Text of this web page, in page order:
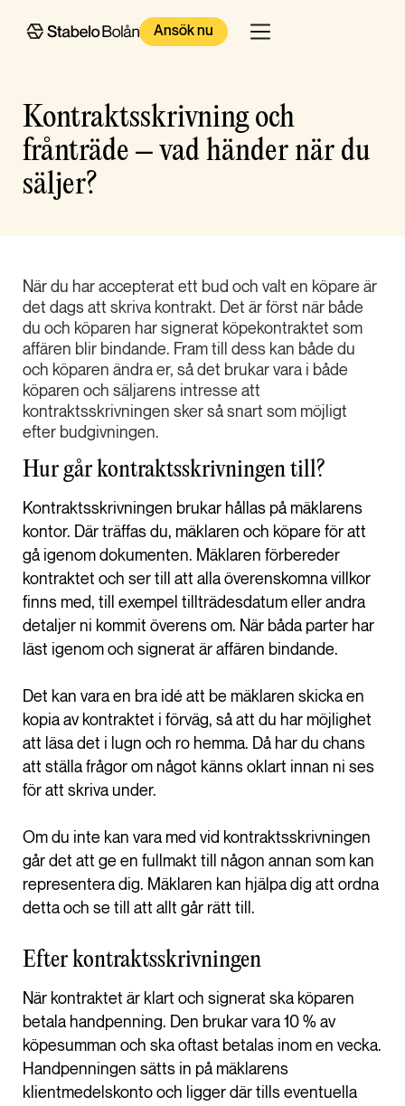
Ansök nu
Kontraktsskrivning och
frånträde – vad händer när du
säljer?
När du har accepterat ett bud och valt en köpare är
det dags att skriva kontrakt. Det är först när både
du och köparen har signerat köpekontraktet som
affären blir bindande. Fram till dess kan både du
och köparen ändra er, så det brukar vara i både
köparen och säljarens intresse att
kontraktsskrivningen sker så snart som möjligt
efter budgivningen.
Hur går kontraktsskrivningen till?
Kontraktsskrivningen brukar hållas på mäklarens
kontor. Där träffas du, mäklaren och köpare för att
gå igenom dokumenten. Mäklaren förbereder
kontraktet och ser till att alla överenskomna villkor
finns med, till exempel tillträdesdatum eller andra
detaljer ni kommit överens om. När båda parter har
läst igenom och signerat är affären bindande.
Det kan vara en bra idé att be mäklaren skicka en
kopia av kontraktet i förväg, så att du har möjlighet
att läsa det i lugn och ro hemma. Då har du chans
att ställa frågor om något känns oklart innan ni ses
för att skriva under.
Om du inte kan vara med vid kontraktsskrivningen
går det att ge en fullmakt till någon annan som kan
representera dig. Mäklaren kan hjälpa dig att ordna
detta och se till att allt går rätt till.
Efter kontraktsskrivningen
När kontraktet är klart och signerat ska köparen
betala handpenning. Den brukar vara 10 % av
köpesumman och ska oftast betalas inom en vecka.
Handpenningen sätts in på mäklarens
klientmedelskonto och ligger där tills eventuella